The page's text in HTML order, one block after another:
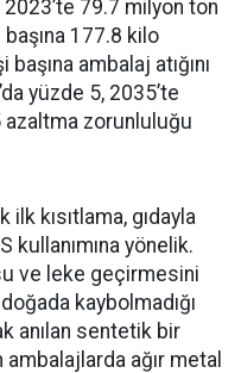
79.7 milyon ton
177.8 kilo
ambalaj atığını
yüzde 5, 2035’te
azaltma zorunluluğu
kısıtlama, gıdayla
kullanımına yönelik.
ve leke geçirmesini
kaybolmadığı
anılan sentetik bir
ağır metal